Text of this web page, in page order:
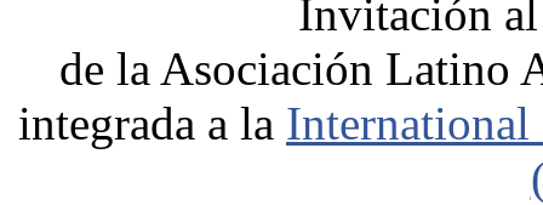
Invitación
de la Asociación Latino
integrada a la International